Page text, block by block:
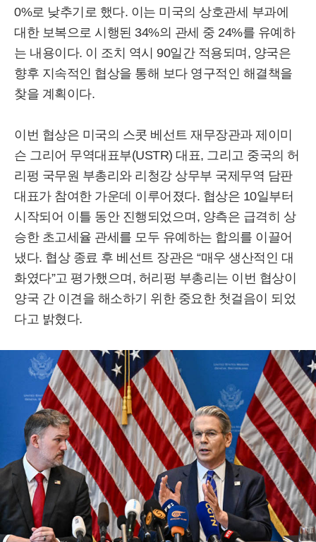
0%로 낮추기로 했다. 이는 미국의 상호관세 부과에
대한 보복으로 시행된 34%의 관세 중 24%를 유예하
는 내용이다. 이 조치 역시 90일간 적용되며, 양국은
향후 지속적인 협상을 통해 보다 영구적인 해결책을
찾을 계획이다.
이번 협상은 미국의 스콧 베선트 재무장관과 제이미
슨 그리어 무역대표부(USTR) 대표, 그리고 중국의 허
리펑 국무원 부총리와 리청강 상무부 국제무역 담판
대표가 참여한 가운데 이루어졌다. 협상은 10일부터
시작되어 이틀 동안 진행되었으며, 양측은 급격히 상
승한 초고세율 관세를 모두 유예하는 합의를 이끌어
냈다. 협상 종료 후 베선트 장관은 “매우 생산적인 대
화였다”고 평가했으며, 허리펑 부총리는 이번 협상이
양국 간 이견을 해소하기 위한 중요한 첫걸음이 되었
다고 밝혔다.